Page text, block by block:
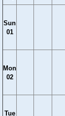
Sun
01
Mon
02
Tue